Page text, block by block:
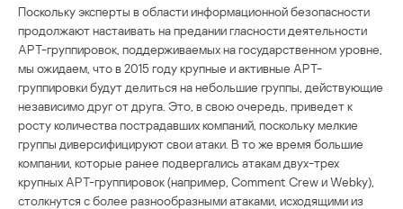
Поскольку эксперты в области информационной безопасности
продолжают настаивать на предании гласности деятельности
АРТ-группировок, поддерживаемых на государственном уровне,
мы ожидаем, что в 2015 году крупные и активные АРТ-
группировки будут делиться на небольшие группы, действующие
независимо друг от друга. Это, в свою очередь, приведет к
росту количества пострадавших компаний, поскольку мелкие
группы диверсифицируют свои атаки. В то же время большие
компании, которые ранее подвергались атакам двух-трех
крупных АРТ-группировок (например, Comment Crew и Webky),
столкнутся с более разнообразными атаками, исходящими из